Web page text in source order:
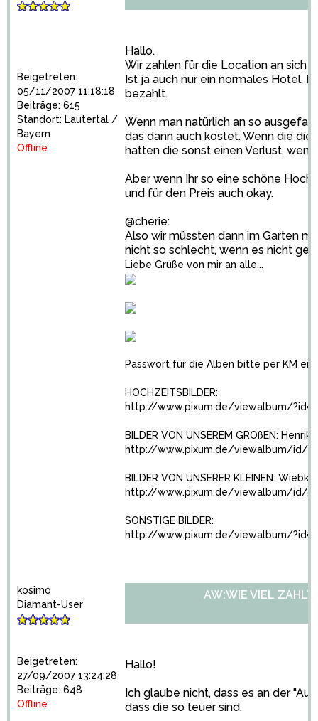
Beigetreten:
05/11/2007 11:18:18
Beiträge: 615
Standort: Lautertal /
Bayern
Offline
Hallo.
Wir zahlen für die Location an sich
Ist ja auch nur ein normales Hotel.
bezahlt.
Wenn man natürlich an so
das dann auch kostet. Wenn die
hatten die sonst einen Verlust,
Aber wenn Ihr so eine schöne
und für den Preis auch okay.
@cherie:
Also wir müssten dann im Garten
nicht so schlecht, wenn es nicht
Liebe Grüße von mir an alle...
Passwort für die Alben bitte per KM
HOCHZEITSBILDER:
http://www.pixum.de/viewalbum/
BILDER VON UNSEREM GROßEN: Henrik:
http://www.pixum.de/viewalbum/id/
BILDER VON UNSERER KLEINEN: Wiebke:
http://www.pixum.de/viewalbum/id/
SONSTIGE BILDER:
http://www.pixum.de/viewalbum/
kosimo
Diamant-User
Beigetreten:
27/09/2007 13:24:28
Beiträge: 648
Offline
AW:WIE VIEL ZAHLT
Hallo!
Ich glaube nicht, dass es an der
dass die so teuer sind.